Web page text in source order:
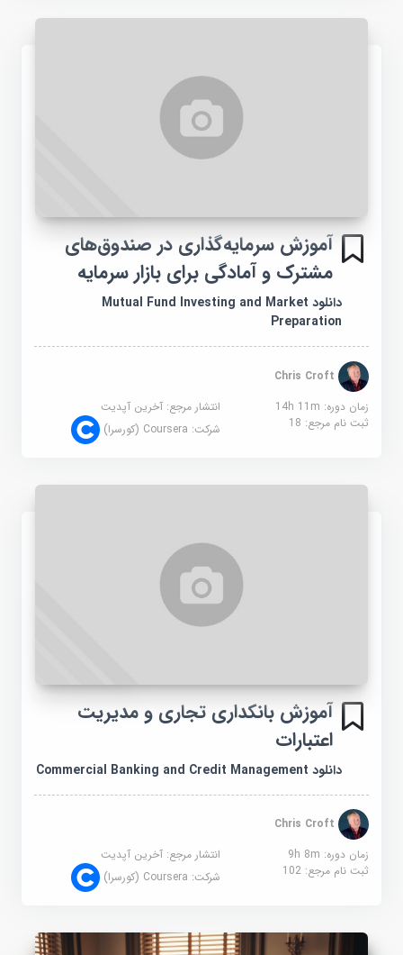
آموزش سرمایه‌گذاری در صندوق‌های
مشترک و آمادگی برای بازار سرمایه
دانلود Mutual Fund Investing and Market
Preparation
Chris Croft
زمان دوره: 14h 11m
انتشار مرجع:آخرین آپدیت
ثبت نام مرجع:18 شرکت:Coursera (کورسرا)
آموزش بانکداری تجاری و مدیریت
اعتبارات
دانلود Commercial Banking and Credit Management
Chris Croft
زمان دوره: 9h 8m
انتشار مرجع:آخرین آپدیت
ثبت نام مرجع:102 شرکت:Coursera (کورسرا)